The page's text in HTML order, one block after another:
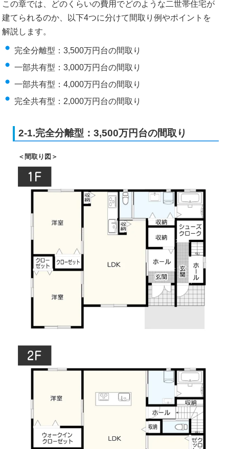
この章では、どのくらいの費用でどのような二世帯住宅が
建てられるのか、以下4つに分けて間取り例やポイントを
解説します。
完全分離型：3,500万円台の間取り
一部共有型：3,000万円台の間取り
一部共有型：4,000万円台の間取り
完全共有型：2,000万円台の間取り
2-1.完全分離型：3,500万円台の間取り
＜間取り図＞